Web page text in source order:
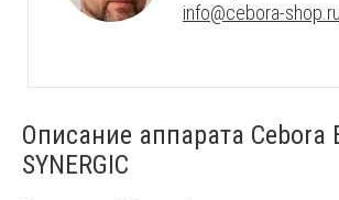
info@cebora-shop.ru
Описание аппарата Cebora
SYNERGIC